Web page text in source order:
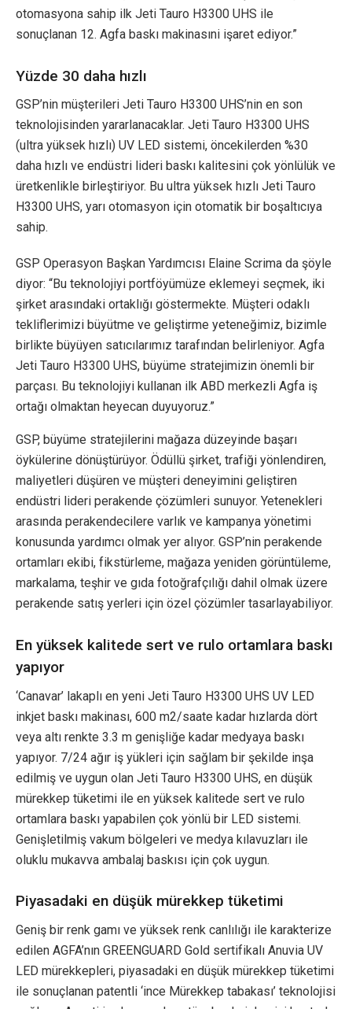
otomasyona sahip ilk Jeti Tauro H3300 UHS ile
sonuçlanan 12. Agfa baskı makinasıni işaret ediyor.”
Yüzde 30 daha hızlı
GSP’nin müşterileri Jeti Tauro H3300 UHS’nin en son
teknolojisinden yararlanacaklar. Jeti Tauro H3300 UHS
(ultra yüksek hızlı) UV LED sistemi, öncekilerden %30
daha hızlı ve endüstri lideri baskı kalitesini çok yönlülük ve
üretkenlikle birleştiriyor. Bu ultra yüksek hızlı Jeti Tauro
H3300 UHS, yarı otomasyon için otomatik bir boşaltıcıya
sahip.
GSP Operasyon Başkan Yardımcısı Elaine Scrima da şöyle
diyor: “Bu teknolojiyi portföyümüze eklemeyi seçmek, iki
şirket arasındaki ortaklığı göstermekte. Müşteri odaklı
tekliflerimizi büyütme ve geliştirme yeteneğimiz, bizimle
birlikte büyüyen satıcılarımız tarafından belirleniyor. Agfa
Jeti Tauro H3300 UHS, büyüme stratejimizin önemli bir
parçası. Bu teknolojiyi kullanan ilk ABD merkezli Agfa iş
ortağı olmaktan heyecan duyuyoruz.”
GSP, büyüme stratejilerini mağaza düzeyinde başarı
öykülerine dönüştürüyor. Ödüllü şirket, trafiği yönlendiren,
maliyetleri düşüren ve müşteri deneyimini geliştiren
endüstri lideri perakende çözümleri sunuyor. Yetenekleri
arasında perakendecilere varlık ve kampanya yönetimi
konusunda yardımcı olmak yer alıyor. GSP’nin perakende
ortamları ekibi, fikstürleme, mağaza yeniden görüntüleme,
markalama, teşhir ve gıda fotoğrafçılığı dahil olmak üzere
perakende satış yerleri için özel çözümler tasarlayabiliyor.
En yüksek kalitede sert ve rulo ortamlara baskı
yapıyor
‘Canavar’ lakaplı en yeni Jeti Tauro H3300 UHS UV LED
inkjet baskı makinası, 600 m2/saate kadar hızlarda dört
veya altı renkte 3.3 m genişliğe kadar medyaya baskı
yapıyor. 7/24 ağır iş yükleri için sağlam bir şekilde inşa
edilmiş ve uygun olan Jeti Tauro H3300 UHS, en düşük
mürekkep tüketimi ile en yüksek kalitede sert ve rulo
ortamlara baskı yapabilen çok yönlü bir LED sistemi.
Genişletilmiş vakum bölgeleri ve medya kılavuzları ile
oluklu mukavva ambalaj baskısı için çok uygun.
Piyasadaki en düşük mürekkep tüketimi
Geniş bir renk gamı ve yüksek renk canlılığı ile karakterize
edilen AGFA’nın GREENGUARD Gold sertifikalı Anuvia UV
LED mürekkepleri, piyasadaki en düşük mürekkep tüketimi
ile sonuçlanan patentli ‘ince Mürekkep tabakası’ teknolojisi